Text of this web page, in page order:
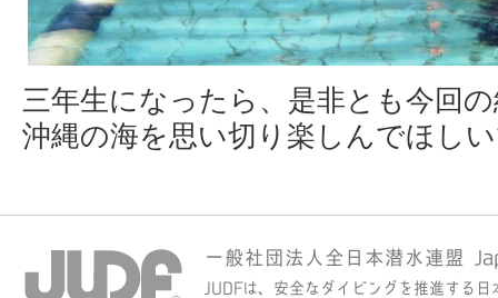
三年生になったら、是非とも今回
沖縄の海を思い切り楽しんでほし
一般社団法人全日本潜水連盟
JUDFは、安全なダイビングを推進する